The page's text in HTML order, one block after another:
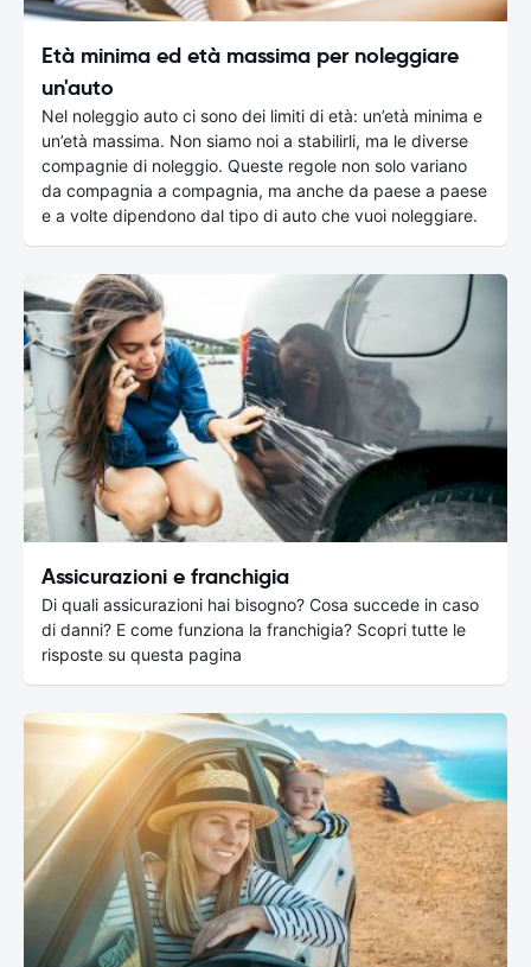
Età minima ed età massima per noleggiare
un'auto
Nel noleggio auto ci sono dei limiti di età: un’età minima e
un’età massima. Non siamo noi a stabilirli, ma le diverse
compagnie di noleggio. Queste regole non solo variano
da compagnia a compagnia, ma anche da paese a paese
e a volte dipendono dal tipo di auto che vuoi noleggiare.
Assicurazioni e franchigia
Di quali assicurazioni hai bisogno? Cosa succede in caso
di danni? E come funziona la franchigia? Scopri tutte le
risposte su questa pagina